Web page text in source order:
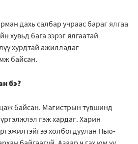
дахь салбар учраас бараг ялгаа
хувьд бага зэрэг ялгаатай
хурдтай ажилладаг
байсан.
бэ?
байсан. Магистрын түвшинд
гэж хардаг. Харин
холбогдуулан Нью-